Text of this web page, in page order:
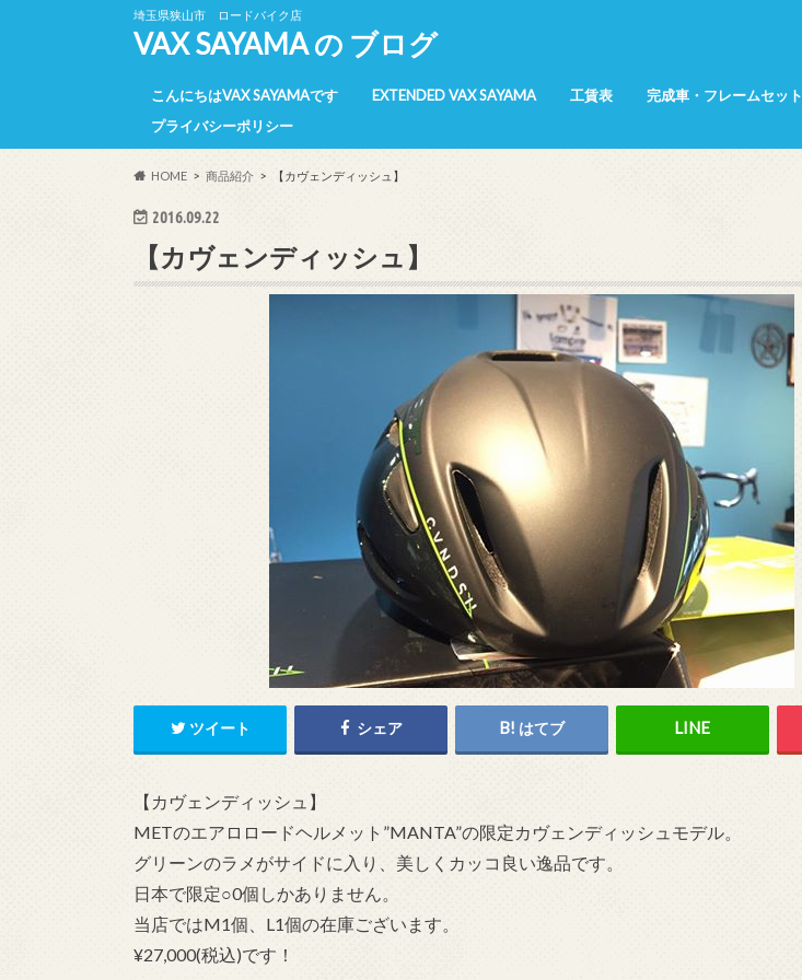
埼玉県狭山市 ロードバイク店
VAX SAYAMA の ブログ
こんにちはVAX SAYAMAです EXTENDED VAX SAYAMA 工賃表 完成車・フレームセット
プライバシーポリシー
HOME 商品紹介 【カヴェンディッシュ】
2016.09.22
【カヴェンディッシュ】
ツイート シェア はてブ
【カヴェンディッシュ】
METのエアロロードヘルメット”MANTA”の限定カヴェンディッシュモデル。
グリーンのラメがサイドに入り、美しくカッコ良い逸品です。
日本で限定○0個しかありません。
当店ではM1個、L1個の在庫ございます。
¥27,000(税込)です！